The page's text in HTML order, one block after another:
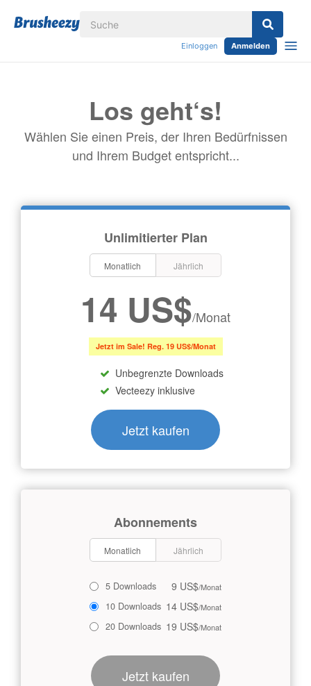
Einloggen Anmelden
Los geht‘s!
Wählen Sie einen Preis, der Ihren Bedürfnissen
und Ihrem Budget entspricht...
Unlimitierter Plan
Monatlich Jährlich
14 US$/Monat
Jetzt im Sale! Reg. 19 US$/Monat
Unbegrenzte Downloads
Vecteezy inklusive
Jetzt kaufen
Abonnements
Monatlich Jährlich
5 Downloads 9 US$/Monat
10 Downloads 14 US$/Monat
20 Downloads 19 US$/Monat
Jetzt kaufen